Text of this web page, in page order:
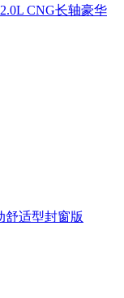
CNG长轴豪华
舒适型封窗版